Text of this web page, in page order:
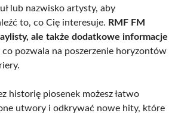
lub nazwisko artysty, aby
to, co Cię interesuje. RMF FM
ale także dodatkowe informacje
co pozwala na poszerzenie horyzontów
historię piosenek możesz łatwo
utwory i odkrywać nowe hity, które